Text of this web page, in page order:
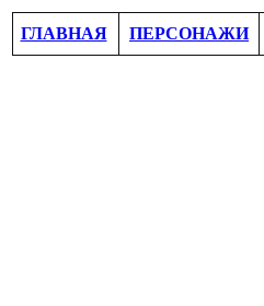
ГЛАВНАЯ ПЕРСОНАЖИ